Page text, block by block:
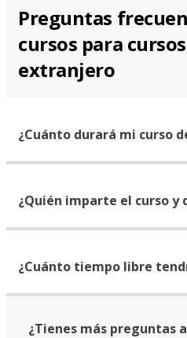
Preguntas
cursos para
extranjero
¿Cuánto durará mi curso
¿Quién imparte el curso y
¿Cuánto tiempo libre
¿Tienes más preguntas